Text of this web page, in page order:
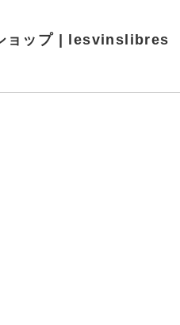
ョップ | lesvinslibres